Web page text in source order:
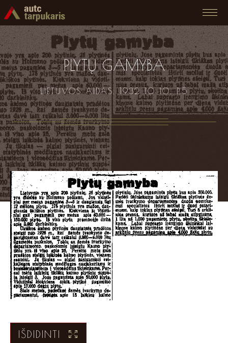
PLYTŲ GAMYBA
LIETUVOS AIDAS. 1932 10 10. P.5
IŠDIDINTI